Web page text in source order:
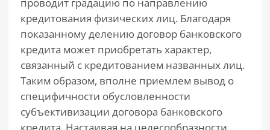
кредитования физических лиц. Благодаря
показанному делению договор банковского
кредита может приобретать характер,
связанный с кредитованием названных лиц.
Таким образом, вполне приемлем вывод о
специфичности обусловленности
субъективизации договора банковского